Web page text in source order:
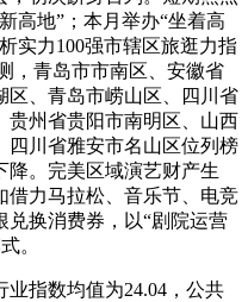
高地”；本月举办“坐着高
实力100强市辖区旅逛力指
，青岛市市南区、安徽省
区、青岛市崂山区、四川省
贵州省贵阳市南明区、山西
四川省雅安市名山区位列榜
降。完美区域演艺财产生
借力马拉松、音乐节、电竞
换消费券，以“剧院运营
。
指数均值为24.04，公共